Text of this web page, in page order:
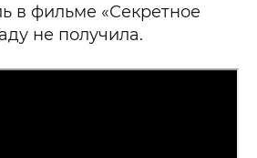
в фильме «Секретное
не получила.